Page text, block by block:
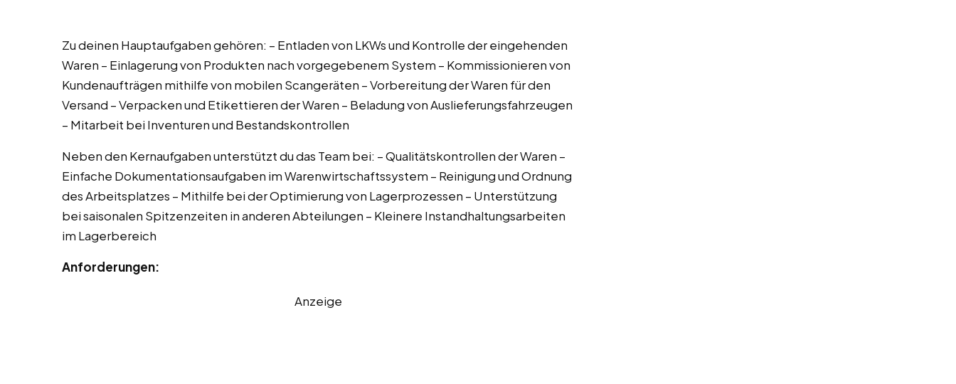
Zu deinen Hauptaufgaben gehören: – Entladen von LKWs und Kontrolle der eingehenden
Waren – Einlagerung von Produkten nach vorgegebenem System – Kommissionieren von
Kundenaufträgen mithilfe von mobilen Scangeräten – Vorbereitung der Waren für den
Versand – Verpacken und Etikettieren der Waren – Beladung von Auslieferungsfahrzeugen
– Mitarbeit bei Inventuren und Bestandskontrollen
Neben den Kernaufgaben unterstützt du das Team bei: – Qualitätskontrollen der Waren –
Einfache Dokumentationsaufgaben im Warenwirtschaftssystem – Reinigung und Ordnung
des Arbeitsplatzes – Mithilfe bei der Optimierung von Lagerprozessen – Unterstützung
bei saisonalen Spitzenzeiten in anderen Abteilungen – Kleinere Instandhaltungsarbeiten
im Lagerbereich
Anforderungen:
Anzeige